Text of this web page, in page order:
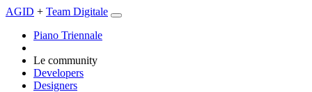
AGID + Team Digitale
Piano Triennale
Le community
Developers
Designers